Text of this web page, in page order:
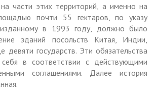
части этих территорий, а именно на
почти 55 гектаров, по указу
изданному в 1993 году, должно было
зданий посольств Китая, Индии,
девяти государств. Эти обязательства
в соответствии с действующими
соглашениями. Далее история